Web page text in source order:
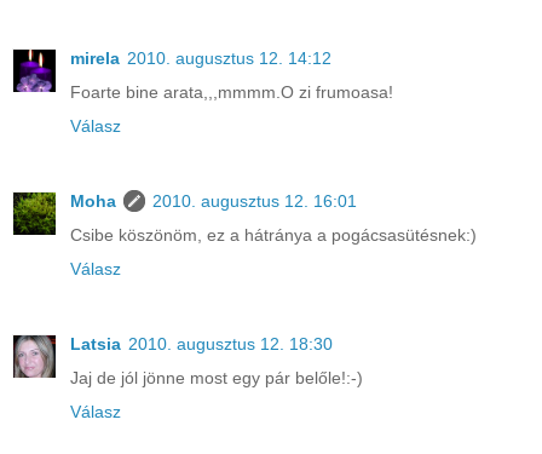
mirela 2010. augusztus 12. 14:12
Foarte bine arata,,,mmmm.O zi frumoasa!
Válasz
Moha
2010. augusztus 12. 16:01
Csibe köszönöm, ez a hátránya a pogácsasütésnek:)
Válasz
Latsia 2010. augusztus 12. 18:30
Jaj de jól jönne most egy pár belőle!:-)
Válasz